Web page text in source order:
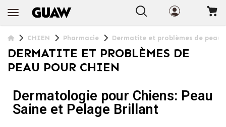
CHIEN Pharmacie Dermatite et problèmes de peau
DERMATITE ET PROBLÈMES DE
PEAU POUR CHIEN
Dermatologie pour Chiens: Peau
Saine et Pelage Brillant